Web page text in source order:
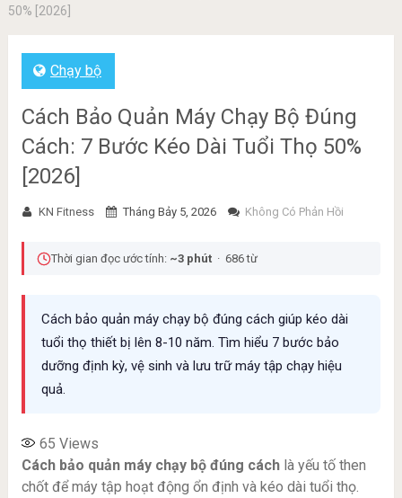
50% [2026]
Chạy bộ
Cách Bảo Quản Máy Chạy Bộ Đúng
Cách: 7 Bước Kéo Dài Tuổi Thọ 50%
[2026]
KN Fitness Tháng Bảy 5, 2026 Không Có Phản Hồi
Thời gian đọc ước tính: ~3 phút· 686 từ
Cách bảo quản máy chạy bộ đúng cách giúp kéo dài
tuổi thọ thiết bị lên 8-10 năm. Tìm hiểu 7 bước bảo
dưỡng định kỳ, vệ sinh và lưu trữ máy tập chạy hiệu
quả.
65 Views
Cách bảo quản máy chạy bộ đúng cáchlà yếu tố then
chốt để máy tập hoạt động ổn định và kéo dài tuổi thọ.